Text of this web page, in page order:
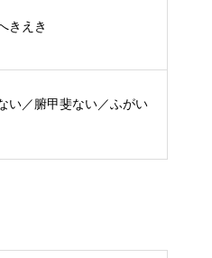
きえき
い／腑甲斐ない／ふがい